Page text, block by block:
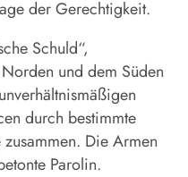
der Gerechtigkeit.
Schuld“,
und dem Süden
durch bestimmte
Die Armen
Parolin.